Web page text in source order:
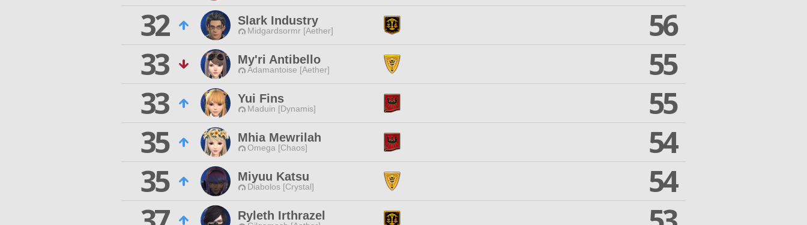
32
Slark Industry
Midgardsormr [Aether]
56
33
My'ri Antibello
Adamantoise [Aether]
55
33
Yui Fins
Maduin [Dynamis]
55
35
Mhia Mewrilah
Omega [Chaos]
54
35
Miyuu Katsu
Diabolos [Crystal]
54
Ryleth Irthrazel